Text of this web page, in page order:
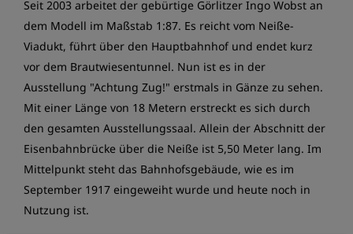
Seit 2003 arbeitet der gebürtige Görlitzer Ingo Wobst an
dem Modell im Maßstab 1:87. Es reicht vom Neiße-
Viadukt, führt über den Hauptbahnhof und endet kurz
vor dem Brautwiesentunnel. Nun ist es in der
Ausstellung "Achtung Zug!" erstmals in Gänze zu sehen.
Mit einer Länge von 18 Metern erstreckt es sich durch
den gesamten Ausstellungssaal. Allein der Abschnitt der
Eisenbahnbrücke über die Neiße ist 5,50 Meter lang. Im
Mittelpunkt steht das Bahnhofsgebäude, wie es im
September 1917 eingeweiht wurde und heute noch in
Nutzung ist.